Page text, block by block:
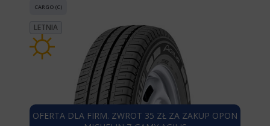
CARGO (C)
LETNIA
OFERTA DLA FIRM. ZWROT 35 ZŁ ZA ZAKUP OPON